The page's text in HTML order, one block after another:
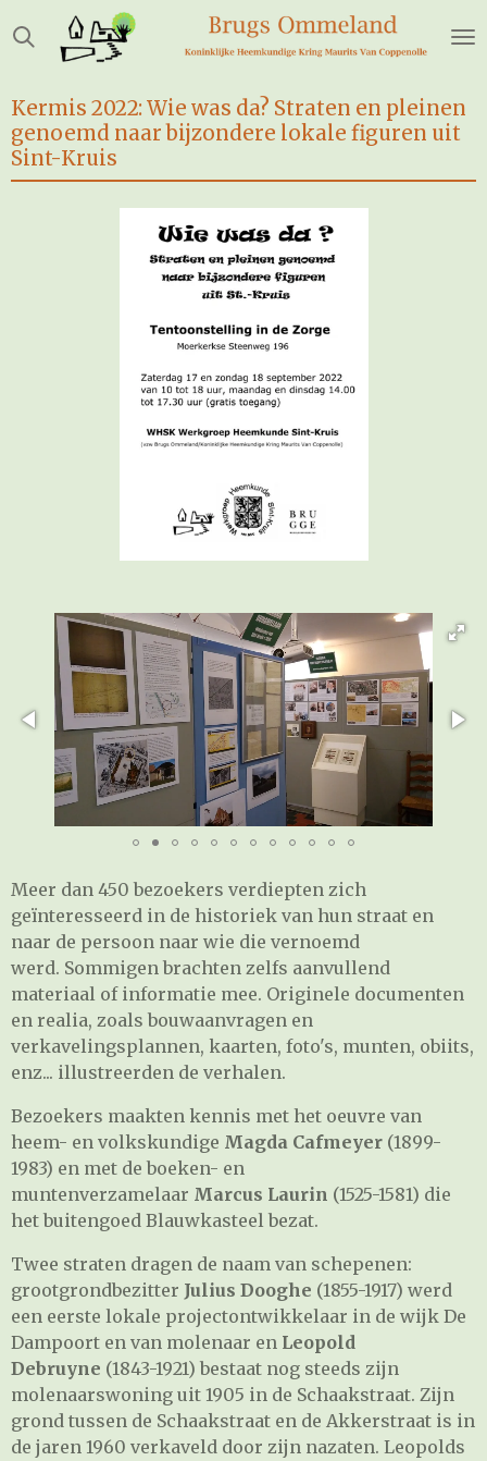
Ga
direct
de
hoofdinhoud
Kermis 2022: Wie was da? Straten en pleinen
genoemd naar bijzondere lokale figuren uit
Sint-Kruis
Meer dan 450 bezoekers verdiepten zich
geïnteresseerd in de historiek van hun straat en
naar de persoon naar wie die vernoemd
werd. Sommigen brachten zelfs aanvullend
materiaal of informatie mee. Originele documenten
en realia, zoals bouwaanvragen en
verkavelingsplannen, kaarten, foto's, munten, obiits,
enz... illustreerden de verhalen.
Bezoekers maakten kennis met het oeuvre van
heem- en volkskundige Magda Cafmeyer (1899-
1983) en met de boeken- en
muntenverzamelaar Marcus Laurin (1525-1581) die
het buitengoed Blauwkasteel bezat.
Twee straten dragen de naam van schepenen:
grootgrondbezitter Julius Dooghe (1855-1917) werd
een eerste lokale projectontwikkelaar in de wijk De
Dampoort en van molenaar en Leopold
Debruyne (1843-1921) bestaat nog steeds zijn
molenaarswoning uit 1905 in de Schaakstraat. Zijn
grond tussen de Schaakstraat en de Akkerstraat is in
de jaren 1960 verkaveld door zijn nazaten. Leopolds